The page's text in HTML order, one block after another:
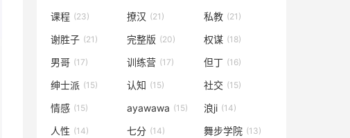
课程 (23) 撩汉 (21) 私教 (21)
谢胜子 (21) 完整版 (20) 权谋 (18)
男哥 (17) 训练营 (17) 但丁 (16)
绅士派 (15) 认知 (15) 社交 (15)
情感 (15) ayawawa (15) 浪ji (14)
人性 (14) 七分 (14) 舞步学院 (13)